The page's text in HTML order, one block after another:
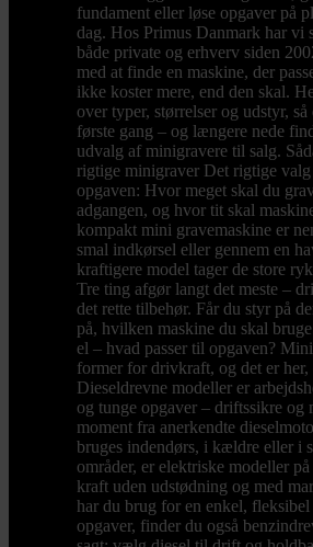
fundament eller løse opgaver på
dag. Hos Primus Danmark har vi
både private og erhverv siden
med at finde en maskine, der
ikke koster mere, end den skal.
over typer, størrelser og udstyr,
første gang – og længere nede
udvalg af minigravere til salg.
rigtige minigraver Det rigtige
opgaven: Hvor meget skal du
adgangen, og hvor tit skal
kompakt mini gravemaskine er
smal indkørsel eller gennem en
kraftigere model tager de store
Tre ting afgør langt det meste –
det rette tilbehør. Får du styr på
på, hvilken maskine du skal
el – hvad passer til opgaven?
former for drivkraft, og det er her,
Dieseldrevne modeller er
og tunge opgaver – driftssikre og
moment fra anerkendte
bruges indendørs, i kældre eller i
områder, er elektriske modeller
kraft uden udstødning og med
har du brug for en enkel,
opgaver, finder du også